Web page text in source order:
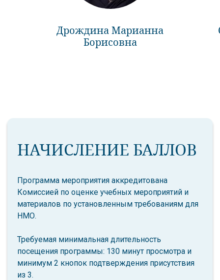
Дрождина Марианна
Борисовна
НАЧИСЛЕНИЕ БАЛЛОВ
Программа мероприятия аккредитована
Комиссией по оценке учебных мероприятий и
материалов по установленным требованиям для
НМО.
Требуемая минимальная длительность
посещения программы: 130 минут просмотра и
минимум 2 кнопок подтверждения присутствия
из 3.